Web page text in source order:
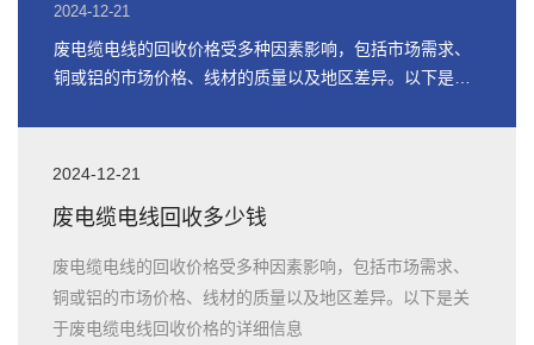
2024-12-21
废电缆电线的回收价格受多种因素影响，包括市场需求、
铜或铝的市场价格、线材的质量以及地区差异。以下是关
2024-12-21
废电缆电线回收多少钱
废电缆电线的回收价格受多种因素影响，包括市场需求、
铜或铝的市场价格、线材的质量以及地区差异。以下是关
于废电缆电线回收价格的详细信息